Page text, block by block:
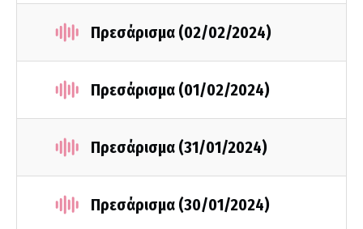
Πρεσάρισμα (02/02/2024)
Πρεσάρισμα (01/02/2024)
Πρεσάρισμα (31/01/2024)
Πρεσάρισμα (30/01/2024)